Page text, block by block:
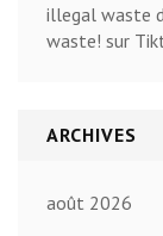
illegal waste
waste! sur
ARCHIVES
août 2026